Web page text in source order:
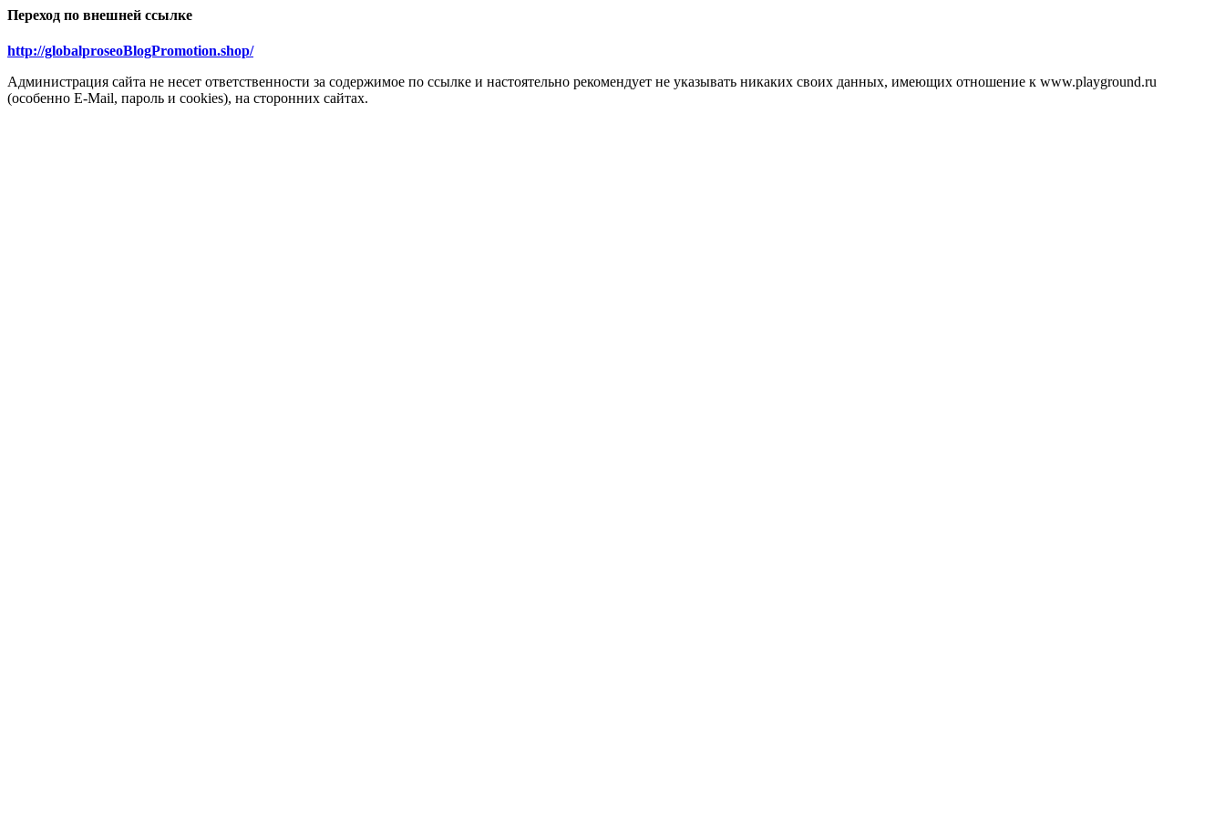
Переход по внешней ссылке
http://globalproseoBlogPromotion.shop/
Администрация сайта не несет ответственности за содержимое по ссылке и настоятельно рекомендует не указывать никаких своих данных, имеющих отношение к www.playground.ru
(особенно E-Mail, пароль и cookies), на сторонних сайтах.